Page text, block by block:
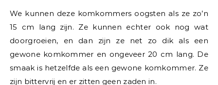
We kunnen deze komkommers oogsten als ze zo’n
15 cm lang zijn. Ze kunnen echter ook nog wat
doorgroeien, en dan zijn ze net zo dik als een
gewone komkommer en ongeveer 20 cm lang. De
smaak is hetzelfde als een gewone komkommer. Ze
zijn bittervrij en er zitten geen zaden in.